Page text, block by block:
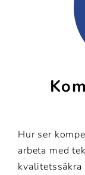
Hur ser
arbeta med